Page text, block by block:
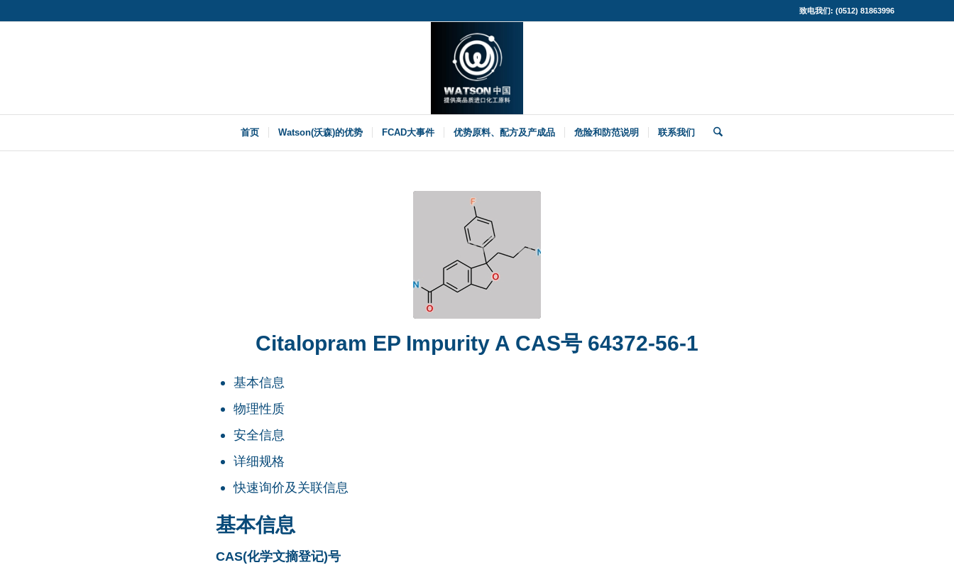
致电我们: (0512) 81863996
首页 Watson(沃森)的优势 FCAD大事件 优势原料、配方及产成品 危险和防范说明 联系我们
Citalopram EP Impurity A CAS号 64372-56-1
基本信息
物理性质
安全信息
详细规格
快速询价及关联信息
基本信息
CAS(化学文摘登记)号